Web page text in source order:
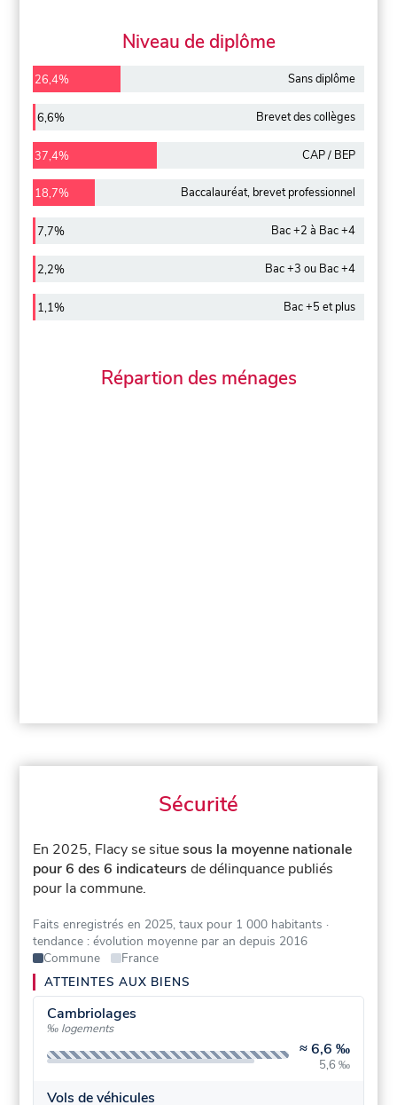
Niveau de diplôme
26,4% Sans diplôme
6,6% Brevet des collèges
37,4% CAP / BEP
18,7% Baccalauréat, brevet professionnel
7,7% Bac +2 à Bac +4
2,2% Bac +3 ou Bac +4
1,1% Bac +5 et plus
Répartion des ménages
Sécurité
En 2025, Flacy se situesous la moyenne nationale
pour 6 des 6 indicateurs de délinquance publiés
pour la commune.
Faits enregistrés en 2025, taux pour 1 000 habitants ·
tendance : évolution moyenne par an depuis 2016
Commune
France
ATTEINTES AUX BIENS
Cambriolages
‰ logements
≈6,6 ‰
5,6 ‰
Vols de véhicules